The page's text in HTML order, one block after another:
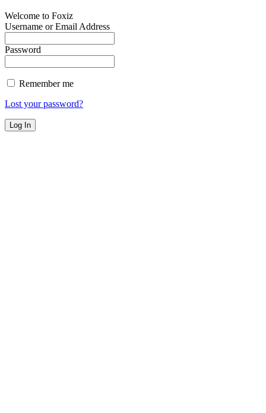
Welcome to Foxiz
Username or Email Address
Password
Remember me
Lost your password?